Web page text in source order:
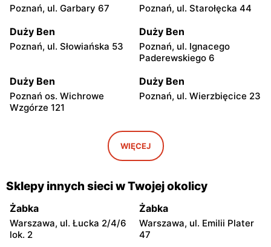
Poznań, ul. Garbary 67 Poznań, ul. Starołęcka 44
Duży Ben
Poznań, ul. Słowiańska 53
Duży Ben
Poznań, ul. Ignacego
Paderewskiego 6
Duży Ben
Poznań os. Wichrowe
Wzgórze 121
Duży Ben
Poznań, ul. Wierzbięcice 23
Poznań, ul. Górna Wilda
Duży Ben
Poznań, ul. Rogera
Sławskiego 19
Duży Ben
Poznań os. Zwycięstwa 110
Duży Ben
Poznań, ul. Rolna 41/142
Duży Ben
Poznań, ul. Karola
Duży Ben
Poznań, ul. Zwierzyniecka
WIĘCEJ
Sklepy innych sieci w Twojej okolicy
Żabka
Warszawa, ul. Łucka 2/4/6
lok. 2
Żabka
Warszawa, ul. Emilii Plater
47